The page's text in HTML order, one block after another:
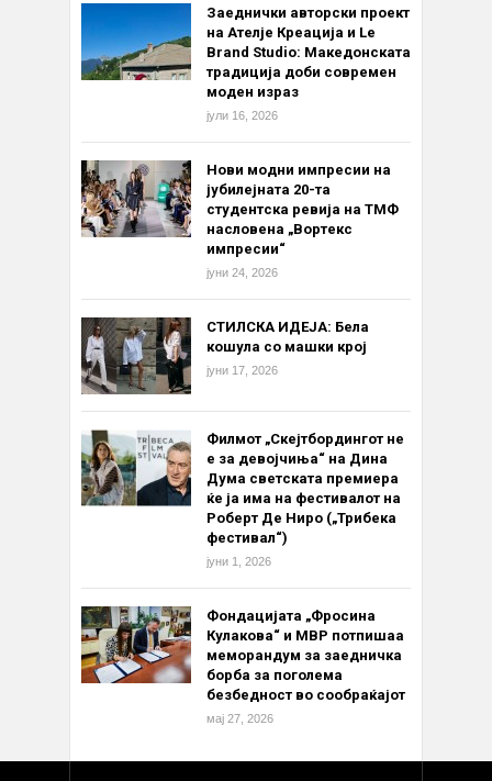
Заеднички авторски проект
на Ателје Креација и Le
Brand Studio: Македонската
традиција доби современ
моден израз
јули 16, 2026
Нови модни импресии на
јубилејната 20-та
студентска ревија на ТМФ
насловена „Вортекс
импресии“
јуни 24, 2026
СТИЛСКА ИДЕЈА: Бела
кошула со машки крој
јуни 17, 2026
Филмот „Скејтбордингот не
е за девојчиња“ на Дина
Дума светската премиера
ќе ја има на фестивалот на
Роберт Де Ниро („Трибека
фестивал“)
јуни 1, 2026
Фондацијата „Фросина
Кулакова“ и МВР потпишаа
меморандум за заедничка
борба за поголема
безбедност во сообраќајот
мај 27, 2026